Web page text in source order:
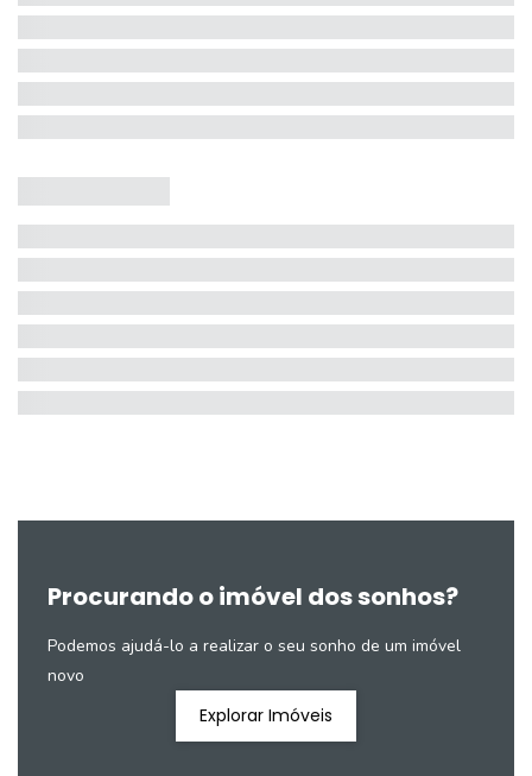
Procurando o imóvel dos sonhos?
Podemos ajudá-lo a realizar o seu sonho de um imóvel
novo
Explorar Imóveis